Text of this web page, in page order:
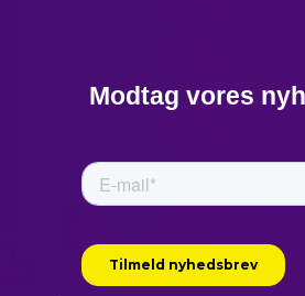
Modtag vores